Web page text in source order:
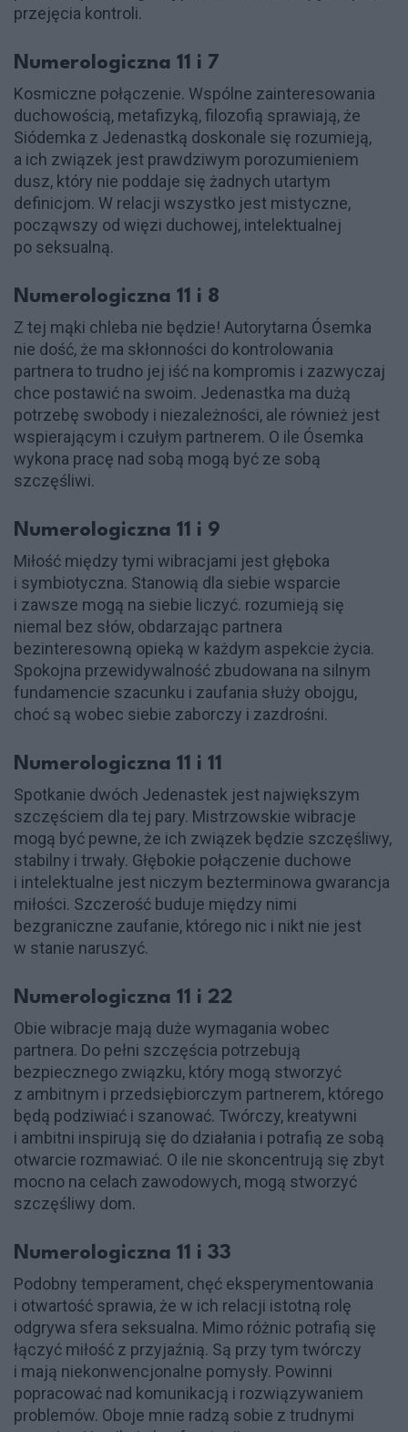
przejęcia kontroli.
Numerologiczna 11 i 7
Kosmiczne połączenie. Wspólne zainteresowania
duchowością, metafizyką, filozofią sprawiają, że
Siódemka z Jedenastką doskonale się rozumieją,
a ich związek jest prawdziwym porozumieniem
dusz, który nie poddaje się żadnych utartym
definicjom. W relacji wszystko jest mistyczne,
począwszy od więzi duchowej, intelektualnej
po seksualną.
Numerologiczna 11 i 8
Z tej mąki chleba nie będzie! Autorytarna Ósemka
nie dość, że ma skłonności do kontrolowania
partnera to trudno jej iść na kompromis i zazwyczaj
chce postawić na swoim. Jedenastka ma dużą
potrzebę swobody i niezależności, ale również jest
wspierającym i czułym partnerem. O ile Ósemka
wykona pracę nad sobą mogą być ze sobą
szczęśliwi.
Numerologiczna 11 i 9
Miłość między tymi wibracjami jest głęboka
i symbiotyczna. Stanowią dla siebie wsparcie
i zawsze mogą na siebie liczyć. rozumieją się
niemal bez słów, obdarzając partnera
bezinteresowną opieką w każdym aspekcie życia.
Spokojna przewidywalność zbudowana na silnym
fundamencie szacunku i zaufania służy obojgu,
choć są wobec siebie zaborczy i zazdrośni.
Numerologiczna 11 i 11
Spotkanie dwóch Jedenastek jest największym
szczęściem dla tej pary. Mistrzowskie wibracje
mogą być pewne, że ich związek będzie szczęśliwy,
stabilny i trwały. Głębokie połączenie duchowe
i intelektualne jest niczym bezterminowa gwarancja
miłości. Szczerość buduje między nimi
bezgraniczne zaufanie, którego nic i nikt nie jest
w stanie naruszyć.
Numerologiczna 11 i 22
Obie wibracje mają duże wymagania wobec
partnera. Do pełni szczęścia potrzebują
bezpiecznego związku, który mogą stworzyć
z ambitnym i przedsiębiorczym partnerem, którego
będą podziwiać i szanować. Twórczy, kreatywni
i ambitni inspirują się do działania i potrafią ze sobą
otwarcie rozmawiać. O ile nie skoncentrują się zbyt
mocno na celach zawodowych, mogą stworzyć
szczęśliwy dom.
Numerologiczna 11 i 33
Podobny temperament, chęć eksperymentowania
i otwartość sprawia, że w ich relacji istotną rolę
odgrywa sfera seksualna. Mimo różnic potrafią się
łączyć miłość z przyjaźnią. Są przy tym twórczy
i mają niekonwencjonalne pomysły. Powinni
popracować nad komunikacją i rozwiązywaniem
problemów. Oboje mnie radzą sobie z trudnymi